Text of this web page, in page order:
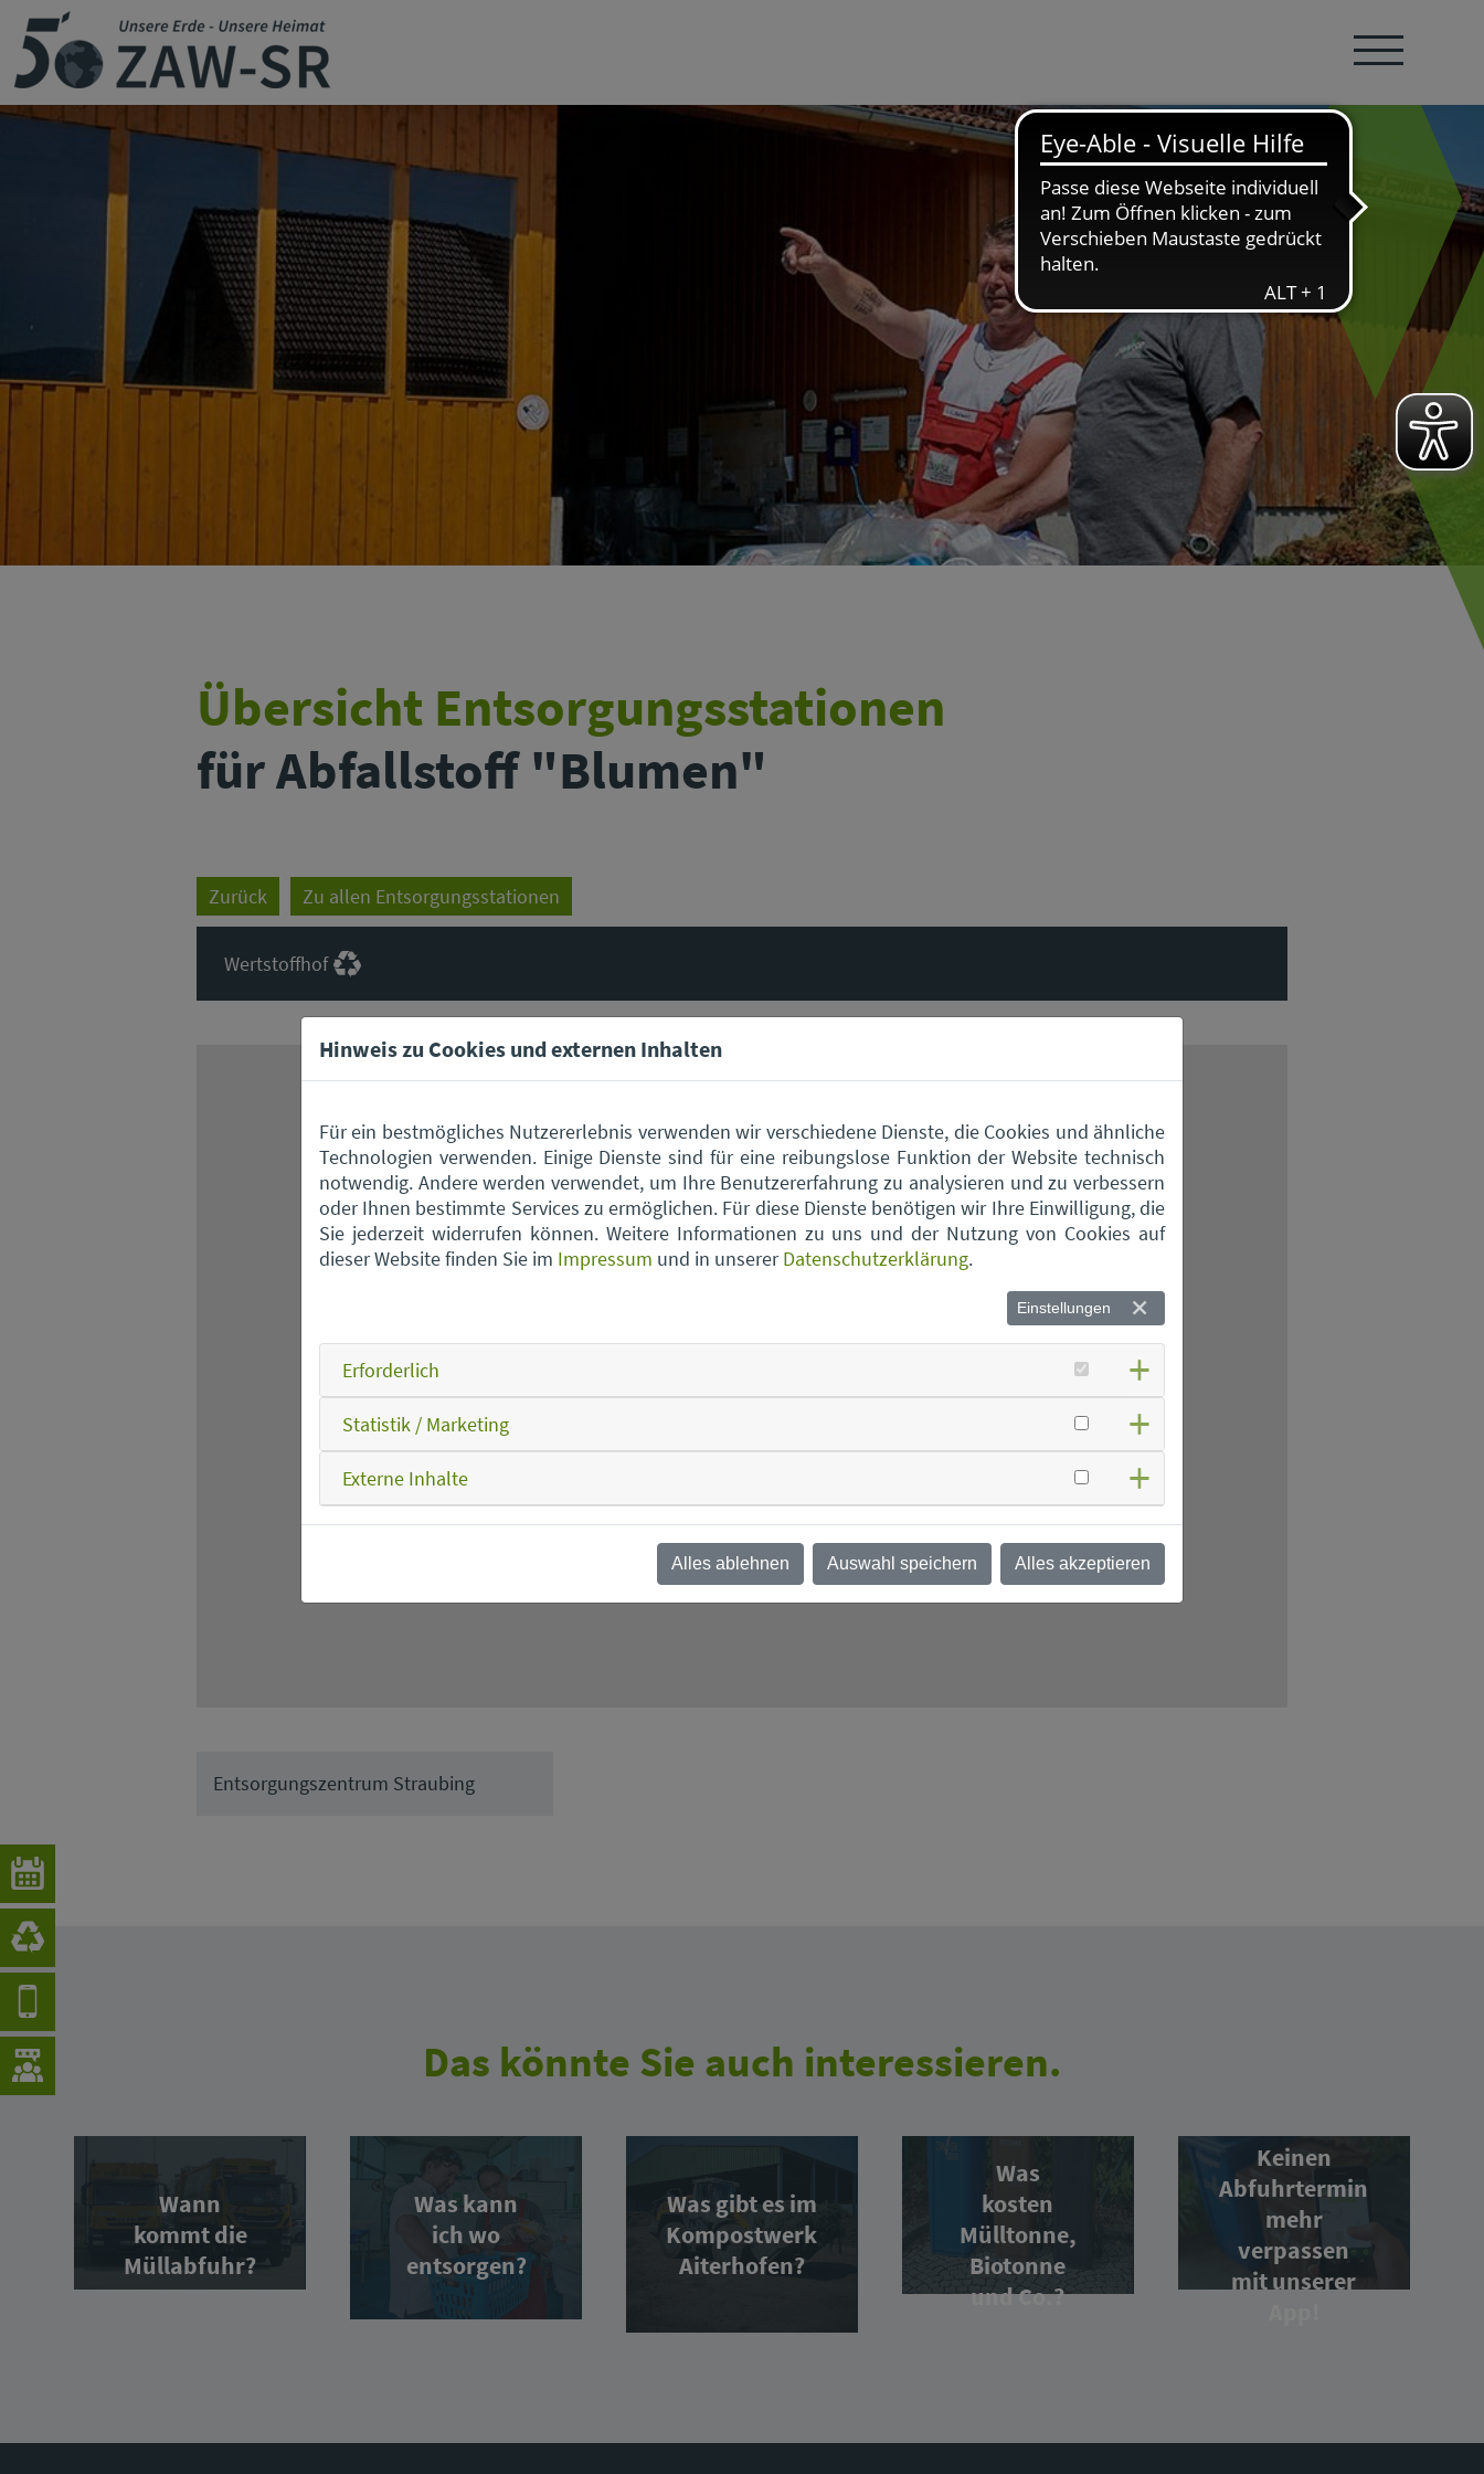
Navigation öffnen
Übersicht Entsorgungsstationen
für Abfallstoff "Blumen"
Zurück Zu allen Entsorgungsstationen
Wertstoffhof
Beim Laden der Karte werden externe Inhalte und Cookies von Google Maps geladen.
Nähere Informationen entnehmen Sie unsererDatenschutzerklärung.
Diese Google Karte laden Cookie-Einstellungen
Entsorgungszentrum Straubing
Das könnte Sie auch interessieren.
Wann
kommt die
Müllabfuhr?
Was kann
ich wo
entsorgen?
Was gibt es im
Kompostwerk
Aiterhofen?
Was
kosten
Mülltonne,
Biotonne
und Co.?
Keinen
Abfuhrtermin
mehr
verpassen
mit unserer
Hinweis zu Cookies und externen Inhalten
Für ein bestmögliches Nutzererlebnis verwenden wir verschiedene Dienste, die Cookies und ähnliche
Technologien verwenden. Einige Dienste sind für eine reibungslose Funktion der Website technisch
notwendig. Andere werden verwendet, um Ihre Benutzererfahrung zu analysieren und zu verbessern
oder Ihnen bestimmte Services zu ermöglichen. Für diese Dienste benötigen wir Ihre Einwilligung, die
Sie jederzeit widerrufen können. Weitere Informationen zu uns und der Nutzung von Cookies auf
dieser Website finden Sie im Impressum und in unsererDatenschutzerklärung.
Einstellungen
Erforderlich
Statistik / Marketing
Externe Inhalte
Alles ablehnen Auswahl speichern Alles akzeptieren